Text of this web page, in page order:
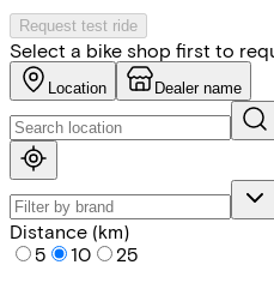
Request test ride
Select a bike shop first to
Location Dealer name
Distance (km)
5
10 25